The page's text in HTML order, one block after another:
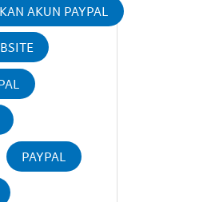
AKUN PAYPAL
PAYPAL